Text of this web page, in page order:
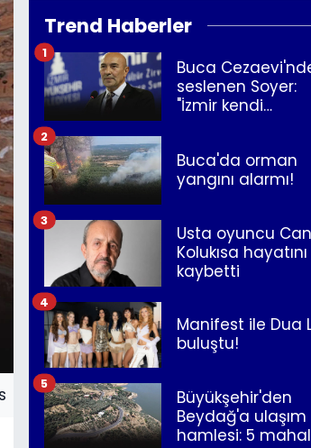
Trend Haberler
Buca
seslenen Soyer:
"İzmir kendi
1
Buca'da orman
yangını alarmı!
2
Usta oyuncu Can
Kolukısa hayatını
kaybetti
3
Manifest ile Dua
buluştu!
4
Büyükşehir'den
Beydağ'a ulaşım
hamlesi: 5
5